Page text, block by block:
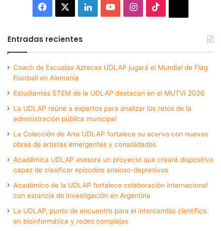
Facebook LinkedInYouTubeInstagram
Entradas recientes
Coach de Escuelas Aztecas UDLAP jugará el Mundial de Flag
Football en Alemania
Estudiantes STEM de la UDLAP destacan en el MUTVI 2026
La UDLAP reúne a expertos para analizar los retos de la
administración pública municipal
La Colección de Arte UDLAP fortalece su acervo con nuevas
obras de artistas emergentes y consolidados
Académica UDLAP asesora un proyecto que creará dispositivo
capaz de clasificar episodios ansioso-depresivos
Académico de la UDLAP fortalece colaboración internacional
con estancia de investigación en Argentina
La UDLAP, punto de encuentro para el intercambio científico
en bioinformática y redes complejas